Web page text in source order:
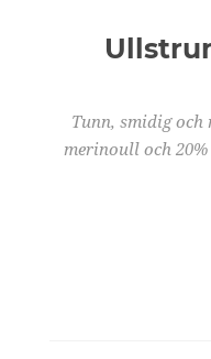
Tunn, smidig och
merinoull och